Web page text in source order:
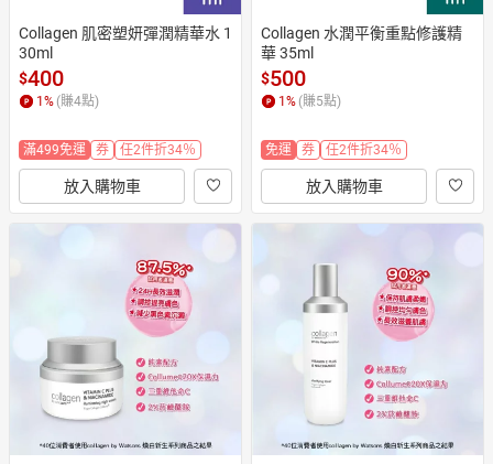
Collagen 肌密塑妍彈潤精華水 1
30ml
$400
1 % (賺4點)
滿499免運 券 任2件折34％
放入購物車
Collagen 水潤平衡重點修護精
華 35ml
$500
1 % (賺5點)
免運 券 任2件折34％
放入購物車